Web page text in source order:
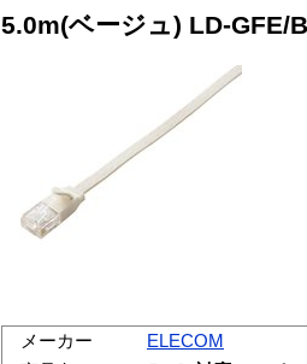
5.0m(ベージュ) LD-GFE/
メーカー
ELECOM